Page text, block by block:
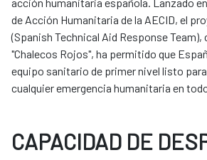
de Acción Humanitaria de la AECID, el
(Spanish Technical Aid Response
"Chalecos Rojos", ha permitido que
equipo sanitario de primer nivel listo
cualquier emergencia humanitaria en
CAPACIDAD DE